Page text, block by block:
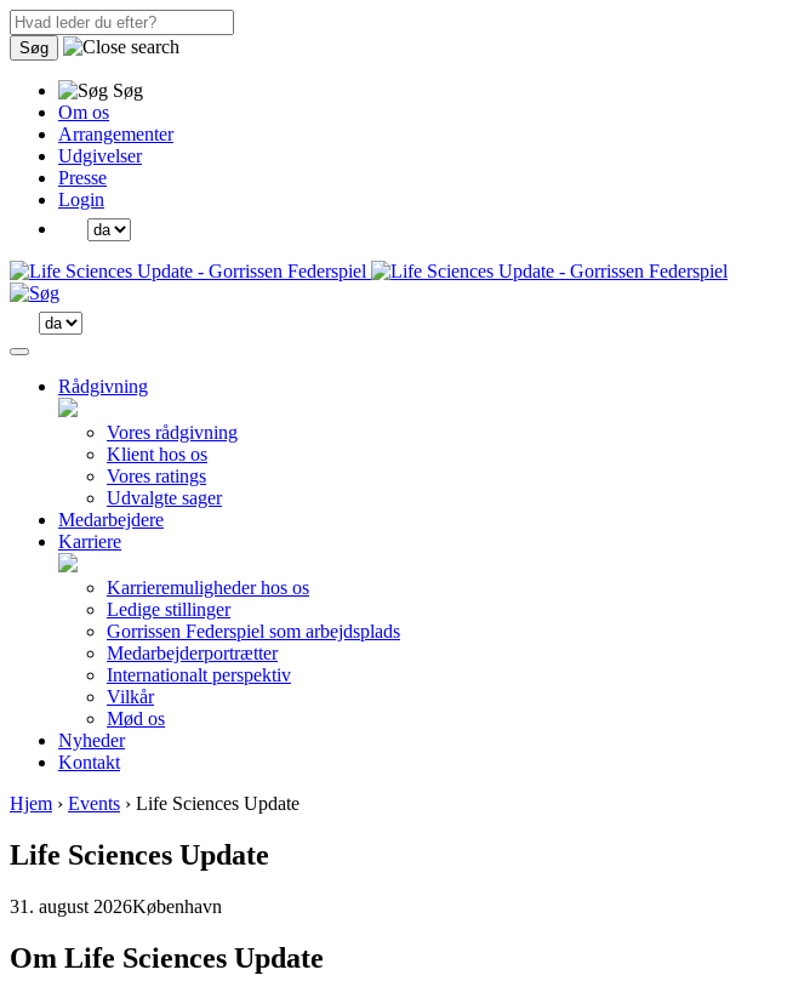
Søg
Søg
Om os
Arrangementer
Udgivelser
Presse
Login
Rådgivning
Vores rådgivning
Klient hos os
Vores ratings
Udvalgte sager
Medarbejdere
Karriere
Karrieremuligheder hos os
Ledige stillinger
Gorrissen Federspiel som arbejdsplads
Medarbejderportrætter
Internationalt perspektiv
Vilkår
Mød os
Nyheder
Kontakt
Hjem › Events › Life Sciences Update
Life Sciences Update
31. august 2026København
Om Life Sciences Update